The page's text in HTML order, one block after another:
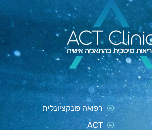
רפואה פונקציונלית
ACT